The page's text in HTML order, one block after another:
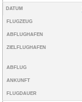
DATUM
FLUGZEUG
ABFLUGHAFEN
ZIELFLUGHAFEN
ABFLUG
ANKUNFT
FLUGDAUER